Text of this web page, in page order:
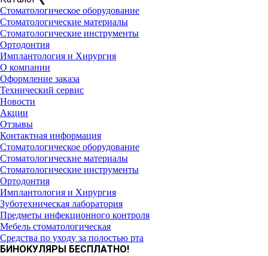
Стоматологическое оборудование
Стоматологические материалы
Стоматологические инструменты
Ортодонтия
Имплантология и Хирургия
О компании
Оформление заказа
Технический сервис
Новости
Акции
Отзывы
Контактная информация
Стоматологическое оборудование
Стоматологические материалы
Стоматологические инструменты
Ортодонтия
Имплантология и Хирургия
Зуботехническая лаборатория
Предметы инфекционного контроля
Мебель стоматологическая
Средства по уходу за полостью рта
БИНОКУЛЯРЫ БЕСПЛАТНО!